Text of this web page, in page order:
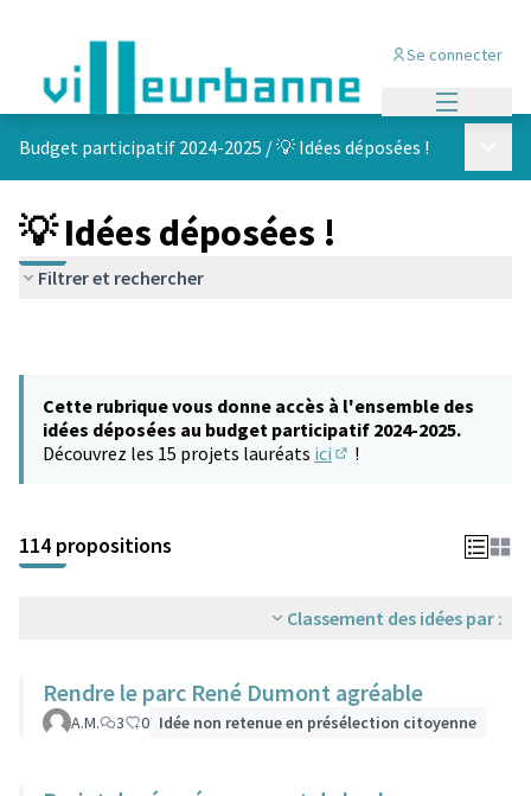
Se connecter
Budget participatif 2024-2025 /💡 Idées déposées !
💡 Idées déposées !
Filtrer et rechercher
Cette rubrique vous donne accès à l'ensemble des
idées déposées au budget participatif 2024-2025.
Découvrez les 15 projets lauréats ici !
114 propositions
Classement des idées par :
Rendre le parc René Dumont agréable
A.M. 3 0 Idée non retenue en présélection citoyenne